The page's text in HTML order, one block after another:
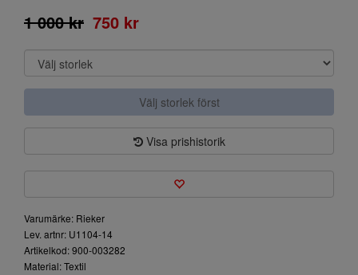
1 000 kr 750 kr
Välj storlek först
Visa prishistorik
Varumärke: Rieker
Lev. artnr: U1104-14
Artikelkod: 900-003282
Material: Textil